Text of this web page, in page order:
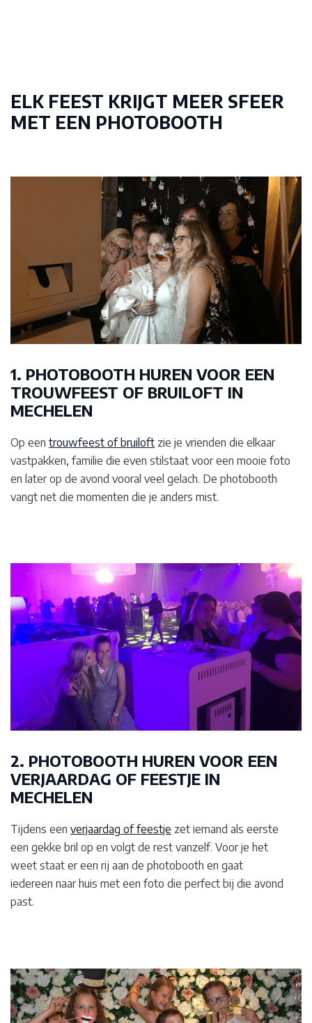
ELK FEEST KRIJGT MEER SFEER
MET EEN PHOTOBOOTH
1. PHOTOBOOTH HUREN VOOR EEN
TROUWFEEST OF BRUILOFT IN
MECHELEN
Op een trouwfeest of bruiloft zie je vrienden die elkaar
vastpakken, familie die even stilstaat voor een mooie foto
en later op de avond vooral veel gelach. De photobooth
vangt net die momenten die je anders mist.
2. PHOTOBOOTH HUREN VOOR EEN
VERJAARDAG OF FEESTJE IN
MECHELEN
Tijdens een verjaardag of feestje zet iemand als eerste
een gekke bril op en volgt de rest vanzelf. Voor je het
weet staat er een rij aan de photobooth en gaat
iedereen naar huis met een foto die perfect bij die avond
past.